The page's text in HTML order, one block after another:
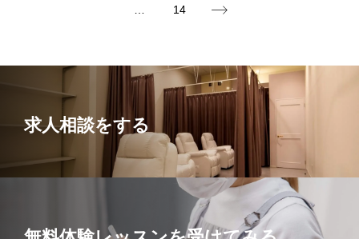
… 14
求人相談をする